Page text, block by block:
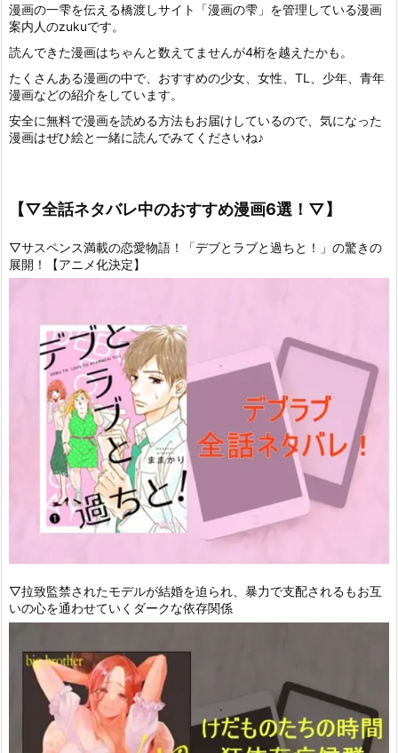
漫画の一雫を伝える橋渡しサイト「漫画の雫」を管理している漫画
案内人のzukuです。
読んできた漫画はちゃんと数えてませんが4桁を越えたかも。
たくさんある漫画の中で、おすすめの少女、女性、TL、少年、青年
漫画などの紹介をしています。
安全に無料で漫画を読める方法もお届けしているので、気になった
漫画はぜひ絵と一緒に読んでみてくださいね♪
【▽全話ネタバレ中のおすすめ漫画6選！▽】
▽サスペンス満載の恋愛物語！「デブとラブと過ちと！」の驚きの
展開！【アニメ化決定】
▽拉致監禁されたモデルが結婚を迫られ、暴力で支配されるもお互
いの心を通わせていくダークな依存関係